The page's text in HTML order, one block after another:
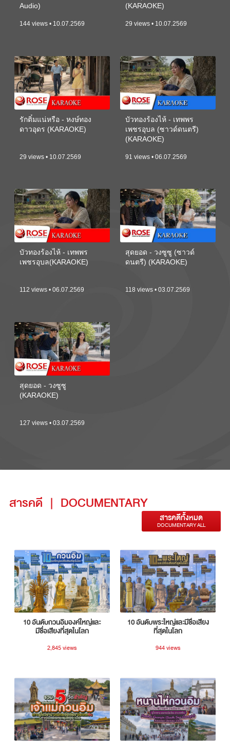
Audio)
144 views • 10.07.2569
(KARAOKE)
29 views • 10.07.2569
รักติ๋มแน่หรือ - หงษ์ทอง
ดาวอุดร (KARAOKE)
29 views • 10.07.2569
บัวทองร้องไห้ - เทพพร
เพชรอุบล (ซาวด์ดนตรี)
(KARAOKE)
91 views • 06.07.2569
บัวทองร้องไห้ - เทพพร
เพชรอุบล(KARAOKE)
112 views • 06.07.2569
สุดยอด - วงซูซู (ซาวด์
ดนตรี) (KARAOKE)
118 views • 03.07.2569
สุดยอด - วงซูซู
(KARAOKE)
127 views • 03.07.2569
สารคดี | DOCUMENTARY
สารคดีทั้งหมด
DOCUMENTARY ALL
10 อันดับกวนอิมองค์ใหญ่และ
มีชื่อเสียงที่สุดในโลก
2,845 views
10 อันดับพระใหญ่และมีชื่อเสียง
ที่สุดในโลก
944 views